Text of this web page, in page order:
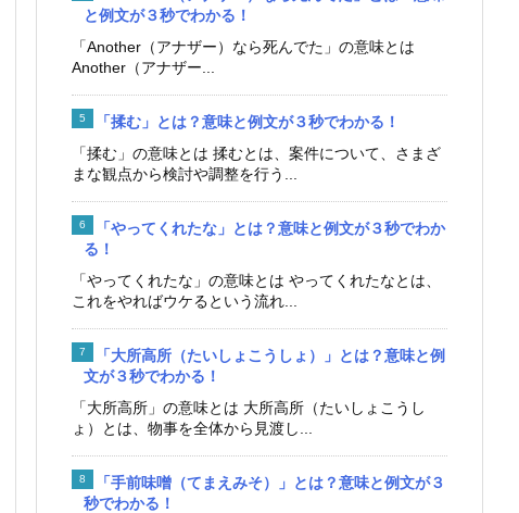
と例文が３秒でわかる！
「Another（アナザー）なら死んでた」の意味とは
Another（アナザー...
「揉む」とは？意味と例文が３秒でわかる！
「揉む」の意味とは 揉むとは、案件について、さまざ
まな観点から検討や調整を行う...
「やってくれたな」とは？意味と例文が３秒でわか
る！
「やってくれたな」の意味とは やってくれたなとは、
これをやればウケるという流れ...
「大所高所（たいしょこうしょ）」とは？意味と例
文が３秒でわかる！
「大所高所」の意味とは 大所高所（たいしょこうし
ょ）とは、物事を全体から見渡し...
「手前味噌（てまえみそ）」とは？意味と例文が３
秒でわかる！